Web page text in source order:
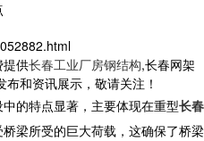
提供长春工业厂房钢结构,长春网架
和资讯展示，敬请关注！
中的特点显著，主要体现在重型长春
梁所受的巨大荷载，这确保了桥梁